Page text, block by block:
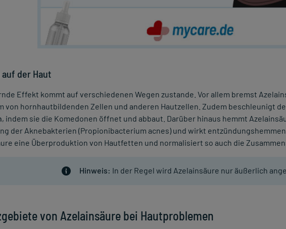
der Haut
Effekt kommt auf verschiedenen Wegen zustande. Vor allem bremst
von hornhautbildenden Zellen und anderen Hautzellen. Zudem beschleunigt
, indem sie die Komedonen öffnet und abbaut. Darüber hinaus hemmt
der Aknebakterien (Propionibacterium acnes) und wirkt
eine Überproduktion von Hautfetten und normalisiert so auch die
Hinweis: In der Regel wird Azelainsäure nur äußerlich
von Azelainsäure bei Hautproblemen